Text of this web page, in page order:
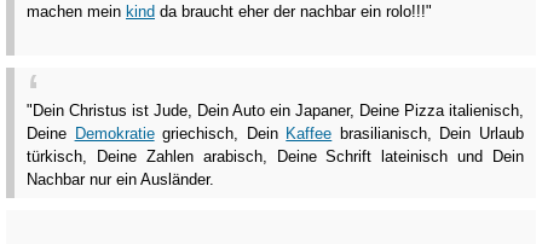
machen mein kind da braucht eher der nachbar ein rolo!!!"
"Dein Christus ist Jude, Dein Auto ein Japaner, Deine Pizza italienisch,
Deine Demokratiegriechisch, Dein Kaffee brasilianisch, Dein Urlaub
türkisch, Deine Zahlen arabisch, Deine Schrift lateinisch und Dein
Nachbar nur ein Ausländer.